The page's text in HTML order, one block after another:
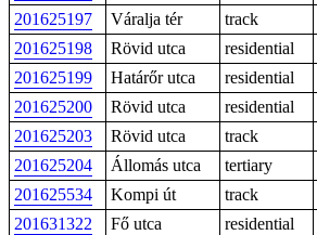
201625197
Váralja tér
track
201625198
Rövid utca
residential
201625199
Határőr utca
residential
201625200
Rövid utca
residential
201625203
Rövid utca
track
201625204
Állomás utca tertiary
201625534
Kompi út
track
201631322
Fő utca
residential